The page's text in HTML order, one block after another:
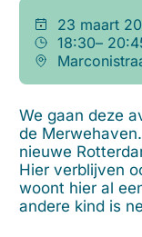
23 maart
18:30–
We gaan deze
de
nieuwe
Hier verblijven
woont hier al
andere kind is